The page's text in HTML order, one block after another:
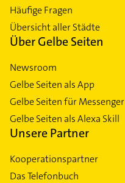
Häufige Fragen
Übersicht aller Städte
Über Gelbe Seiten
Newsroom
Gelbe Seiten als App
Gelbe Seiten für Messenger
Gelbe Seiten als Alexa Skill
Unsere Partner
Kooperationspartner
Das Telefonbuch